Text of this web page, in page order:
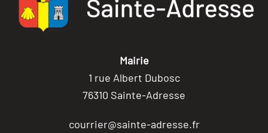
Mairie
1 rue Albert Dubosc
76310 Sainte-Adresse
courrier@sainte-adresse.fr